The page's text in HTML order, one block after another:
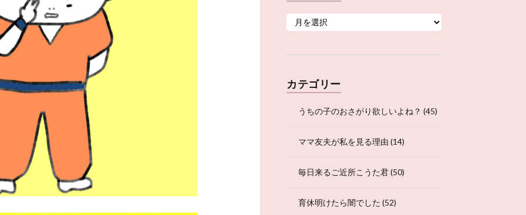
カテゴリー
うちの子のおさがり欲しいよね？ (45)
ママ友夫が私を見る理由 (14)
毎日来るご近所こうた君(50)
育休明けたら闇でした (52)